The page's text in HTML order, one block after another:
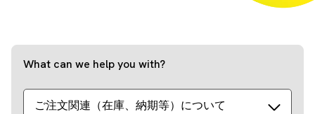
What can we help you with?
ご注文関連（在庫、納期等）について